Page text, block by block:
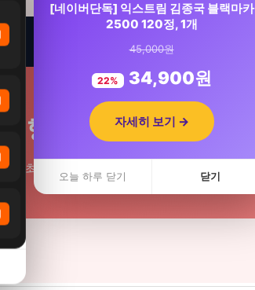
행
최저가 비교. · 최저가콜
[네이버단독] 익스트림 김종국 블랙마카
2500 120정, 1개
45,000원
22% 34,900원
자세히 보기 →
오늘 하루 닫기 닫기